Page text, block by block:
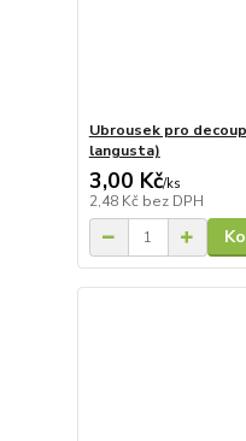
Ubrousek pro
langusta)
3,00 Kč/ks
2,48 Kč bez DPH